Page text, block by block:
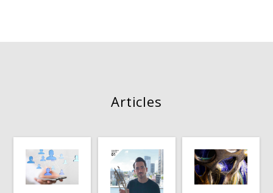
Articles